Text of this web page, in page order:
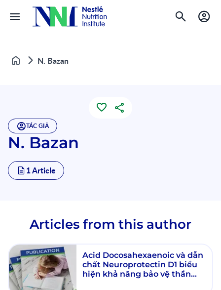
Home N. Bazan
TÁC GIẢ
N. Bazan
1 Article
Articles from this author
Acid Docosahexaenoic và dẫn
chất Neuroprotectin D1 biểu
hiện khả năng bảo vệ thần